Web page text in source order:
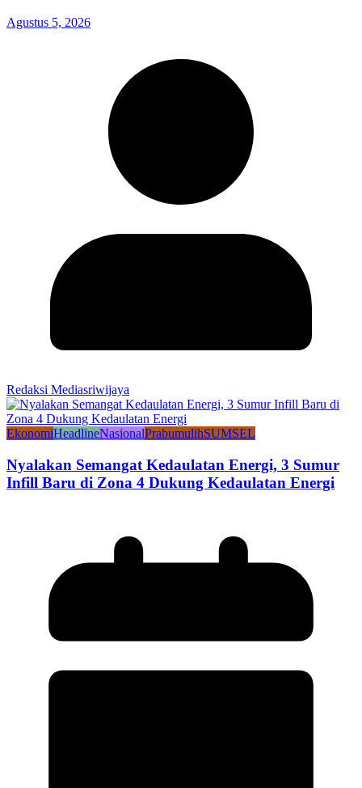
Agustus 5, 2026
Redaksi Mediasriwijaya
EkonomiHeadlineNasionalPrabumulihSUMSEL
Nyalakan Semangat Kedaulatan Energi, 3 Sumur
Infill Baru di Zona 4 Dukung Kedaulatan Energi